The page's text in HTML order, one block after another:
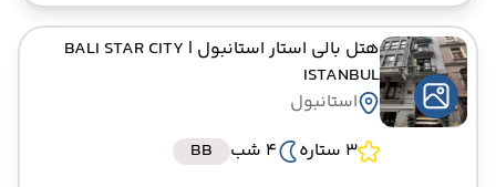
هتل بالی استار استانبول | BALI STAR CITY
ISTANBUL
استانبول
3 ستاره
4 شب BB